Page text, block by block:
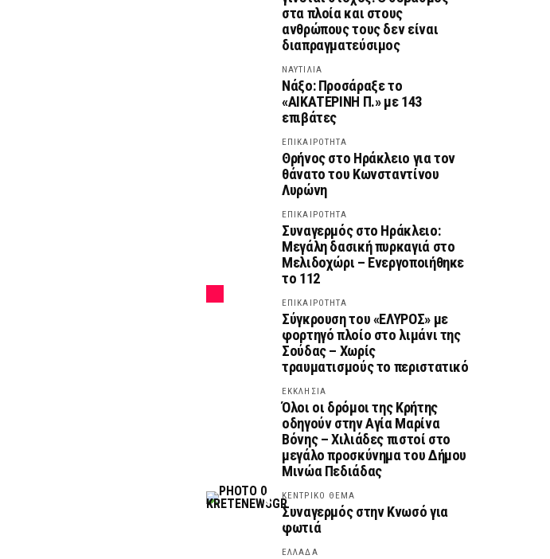
στα πλοία και στους
ανθρώπους τους δεν είναι
διαπραγματεύσιμος
ΝΑΥΤΙΛΙΑ
Νάξο: Προσάραξε το
«ΑΙΚΑΤΕΡΙΝΗ Π.» με 143
επιβάτες
ΕΠΙΚΑΙΡΟΤΗΤΑ
Θρήνος στο Ηράκλειο για τον
θάνατο του Κωνσταντίνου
Λυρώνη
ΕΠΙΚΑΙΡΟΤΗΤΑ
Συναγερμός στο Ηράκλειο:
Μεγάλη δασική πυρκαγιά στο
Μελιδοχώρι – Ενεργοποιήθηκε
το 112
ΕΠΙΚΑΙΡΟΤΗΤΑ
Σύγκρουση του «ΕΛΥΡΟΣ» με
φορτηγό πλοίο στο λιμάνι της
Σούδας – Χωρίς
τραυματισμούς το περιστατικό
ΕΚΚΛΗΣΙΑ
Όλοι οι δρόμοι της Κρήτης
οδηγούν στην Αγία Μαρίνα
Βόνης – Χιλιάδες πιστοί στο
μεγάλο προσκύνημα του Δήμου
Μινώα Πεδιάδας
ΚΕΝΤΡΙΚΟ ΘΕΜΑ
Συναγερμός στην Κνωσό για
φωτιά
ΕΛΛΑΔΑ